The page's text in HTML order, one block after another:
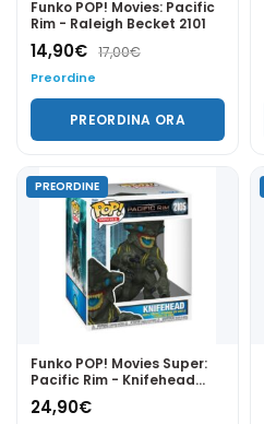
Funko POP! Movies: Pacific
Rim - Raleigh Becket 2101
14,90€ 17,00€
Preordine
PREORDINA ORA
PREORDINE
Funko POP! Movies Super:
Pacific Rim - Knifehead
2105
24,90€